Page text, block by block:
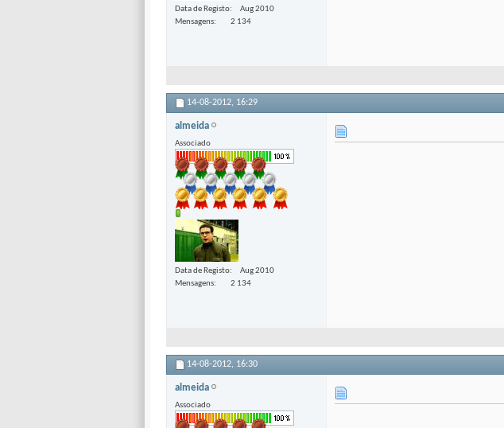
Data de Registo
Aug 2010
Mensagens
2 134
14-08-2012, 16:29
almeida
Associado
Data de Registo
Aug 2010
Mensagens
2 134
14-08-2012, 16:30
almeida
Associado